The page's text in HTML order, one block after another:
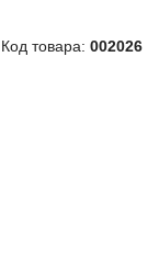
Код товара: 002026